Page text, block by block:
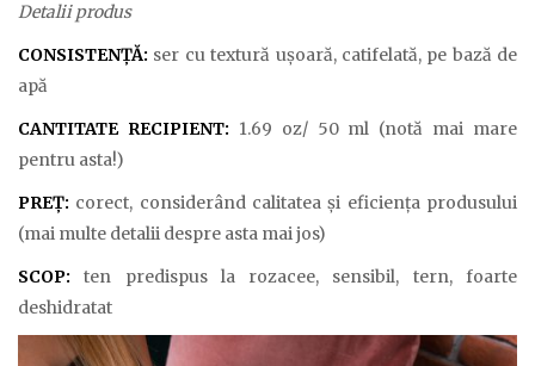
Detalii produs
CONSISTENȚĂ: ser cu textură ușoară, catifelată, pe bază de
apă
CANTITATE RECIPIENT: 1.69 oz/ 50 ml (notă mai mare
pentru asta!)
PREȚ: corect, considerând calitatea și eficiența produsului
(mai multe detalii despre asta mai jos)
SCOP:ten predispus la rozacee, sensibil, tern, foarte
deshidratat